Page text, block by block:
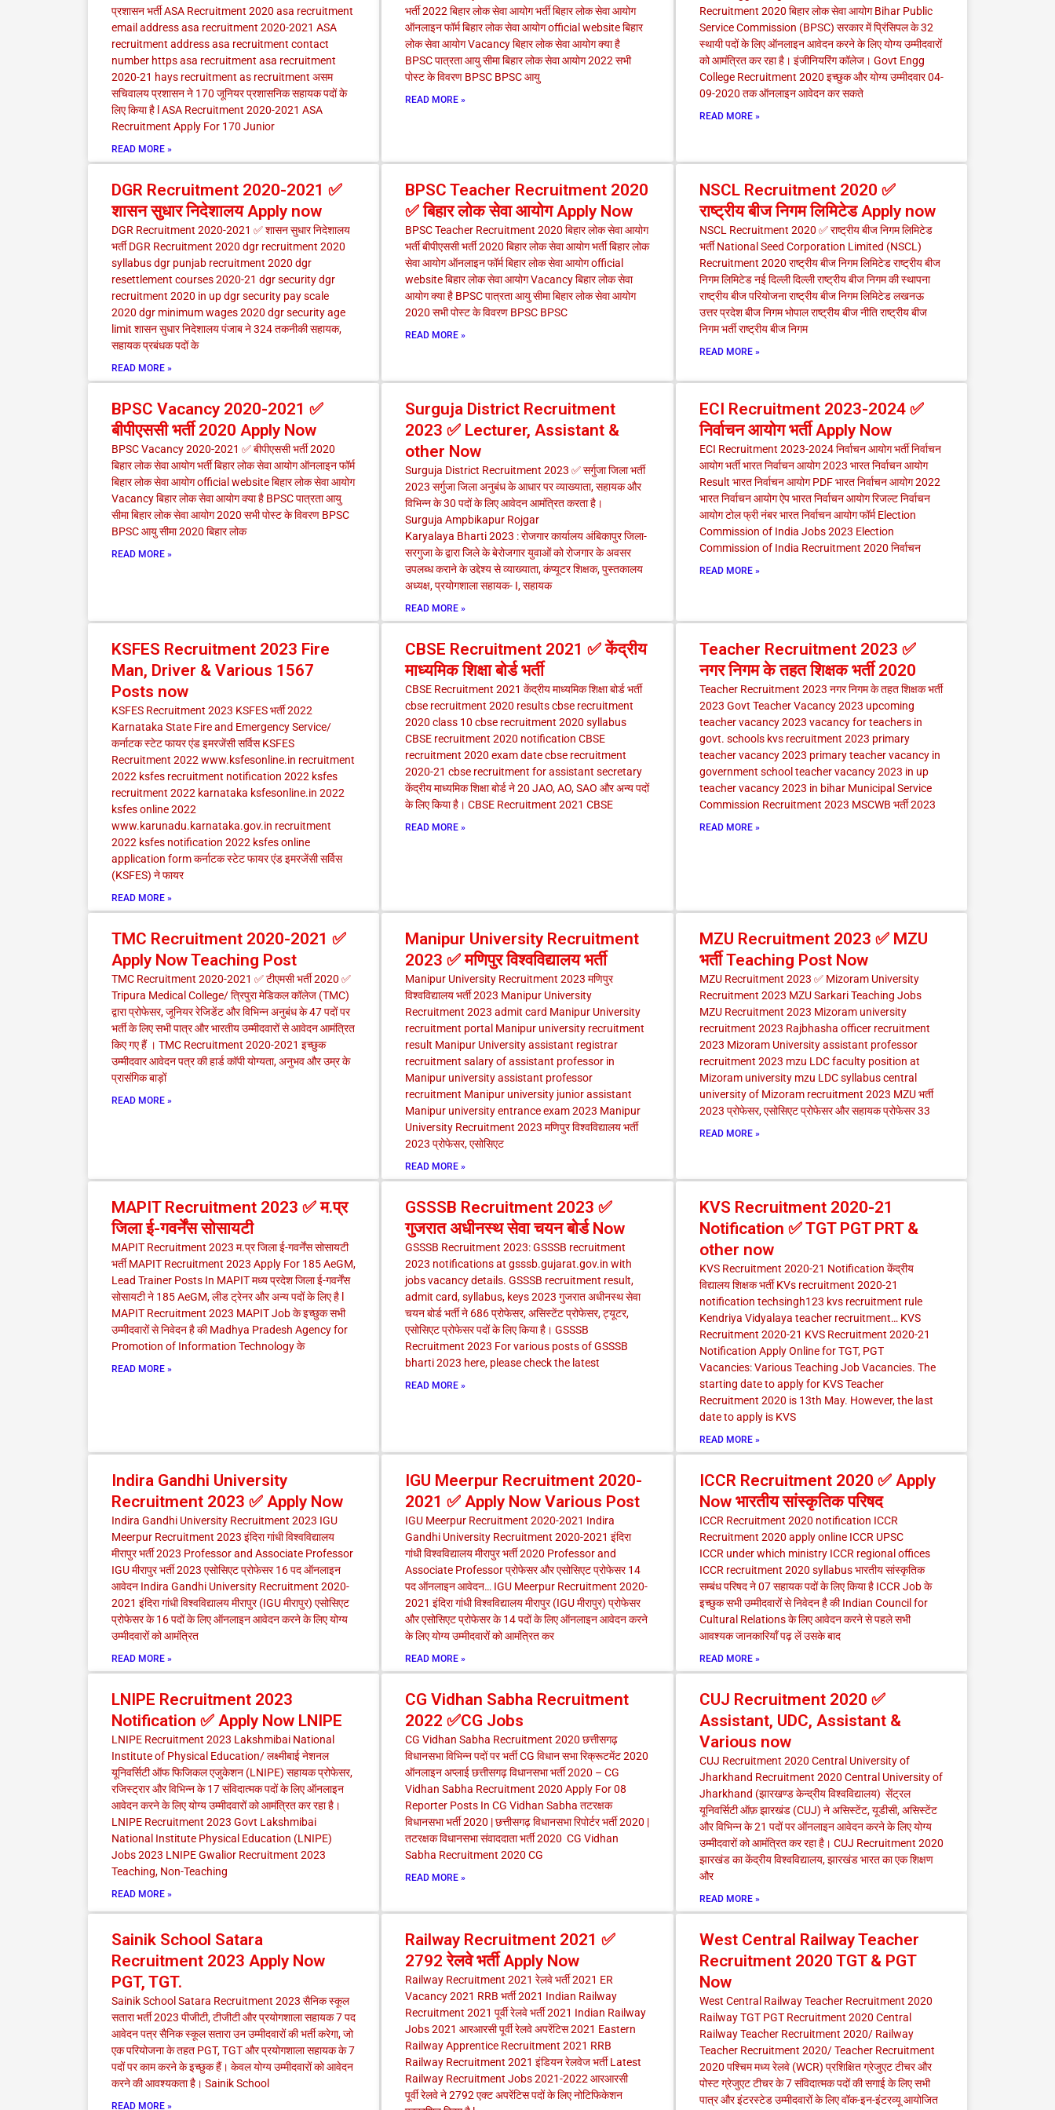
प्रशासन भर्ती ASA Recruitment 2020 asa recruitment
email address asa recruitment 2020-2021 ASA
recruitment address asa recruitment contact
number https asa recruitment asa recruitment
2020-21 hays recruitment as recruitment असम
सचिवालय प्रशासन ने 170 जूनियर प्रशासनिक सहायक पदों के
लिए किया है l ASA Recruitment 2020-2021 ASA
Recruitment Apply For 170 Junior
READ MORE »
भर्ती 2022 बिहार लोक सेवा आयोग भर्ती बिहार लोक सेवा आयोग
ऑनलाइन फॉर्म बिहार लोक सेवा आयोग official website बिहार
लोक सेवा आयोग Vacancy बिहार लोक सेवा आयोग क्या है
BPSC पात्रता आयु सीमा बिहार लोक सेवा आयोग 2022 सभी
पोस्ट के विवरण BPSC BPSC आयु
READ MORE »
Recruitment 2020 बिहार लोक सेवा आयोग Bihar Public
Service Commission (BPSC) सरकार में प्रिंसिपल के 32
स्थायी पदों के लिए ऑनलाइन आवेदन करने के लिए योग्य उम्मीदवारों
को आमंत्रित कर रहा है। इंजीनियरिंग कॉलेज। Govt Engg
College Recruitment 2020 इच्छुक और योग्य उम्मीदवार 04-
09-2020 तक ऑनलाइन आवेदन कर सकते
READ MORE »
DGR Recruitment 2020-2021 ✅
शासन सुधार निदेशालय Apply now
DGR Recruitment 2020-2021 ✅ शासन सुधार निदेशालय
भर्ती DGR Recruitment 2020 dgr recruitment 2020
syllabus dgr punjab recruitment 2020 dgr
resettlement courses 2020-21 dgr security dgr
recruitment 2020 in up dgr security pay scale
2020 dgr minimum wages 2020 dgr security age
limit शासन सुधार निदेशालय पंजाब ने 324 तकनीकी सहायक,
सहायक प्रबंधक पदों के
READ MORE »
BPSC Teacher Recruitment 2020
✅ बिहार लोक सेवा आयोग Apply Now
BPSC Teacher Recruitment 2020 बिहार लोक सेवा आयोग
भर्ती बीपीएससी भर्ती 2020 बिहार लोक सेवा आयोग भर्ती बिहार लोक
सेवा आयोग ऑनलाइन फॉर्म बिहार लोक सेवा आयोग official
website बिहार लोक सेवा आयोग Vacancy बिहार लोक सेवा
आयोग क्या है BPSC पात्रता आयु सीमा बिहार लोक सेवा आयोग
2020 सभी पोस्ट के विवरण BPSC BPSC
READ MORE »
NSCL Recruitment 2020 ✅
राष्ट्रीय बीज निगम लिमिटेड Apply now
NSCL Recruitment 2020 ✅ राष्ट्रीय बीज निगम लिमिटेड
भर्ती National Seed Corporation Limited (NSCL)
Recruitment 2020 राष्ट्रीय बीज निगम लिमिटेड राष्ट्रीय बीज
निगम लिमिटेड नई दिल्ली दिल्ली राष्ट्रीय बीज निगम की स्थापना
राष्ट्रीय बीज परियोजना राष्ट्रीय बीज निगम लिमिटेड लखनऊ
उत्तर प्रदेश बीज निगम भोपाल राष्ट्रीय बीज नीति राष्ट्रीय बीज
निगम भर्ती राष्ट्रीय बीज निगम
READ MORE »
BPSC Vacancy 2020-2021 ✅
बीपीएससी भर्ती 2020 Apply Now
BPSC Vacancy 2020-2021 ✅ बीपीएससी भर्ती 2020
बिहार लोक सेवा आयोग भर्ती बिहार लोक सेवा आयोग ऑनलाइन फॉर्म
बिहार लोक सेवा आयोग official website बिहार लोक सेवा आयोग
Vacancy बिहार लोक सेवा आयोग क्या है BPSC पात्रता आयु
सीमा बिहार लोक सेवा आयोग 2020 सभी पोस्ट के विवरण BPSC
BPSC आयु सीमा 2020 बिहार लोक
READ MORE »
Surguja District Recruitment
2023 ✅ Lecturer, Assistant &
other Now
Surguja District Recruitment 2023 ✅ सर्गुजा जिला भर्ती
2023 सर्गुजा जिला अनुबंध के आधार पर व्याख्याता, सहायक और
विभिन्न के 30 पदों के लिए आवेदन आमंत्रित करता है।
Surguja Ampbikapur Rojgar
Karyalaya Bharti 2023 : रोजगार कार्यालय अंबिकापुर जिला-
सरगुजा के द्वारा जिले के बेरोजगार युवाओं को रोजगार के अवसर
उपलब्‍ध कराने के उद्देश्‍य से व्याख्याता, कंप्यूटर शिक्षक, पुस्तकालय
अध्यक्ष, प्रयोगशाला सहायक- I, सहायक
READ MORE »
ECI Recruitment 2023-2024 ✅
निर्वाचन आयोग भर्ती Apply Now
ECI Recruitment 2023-2024 निर्वाचन आयोग भर्ती निर्वाचन
आयोग भर्ती भारत निर्वाचन आयोग 2023 भारत निर्वाचन आयोग
Result भारत निर्वाचन आयोग PDF भारत निर्वाचन आयोग 2022
भारत निर्वाचन आयोग ऐप भारत निर्वाचन आयोग रिजल्ट निर्वाचन
आयोग टोल फ्री नंबर भारत निर्वाचन आयोग फॉर्म Election
Commission of India Jobs 2023 Election
Commission of India Recruitment 2020 निर्वाचन
READ MORE »
KSFES Recruitment 2023 Fire
Man, Driver & Various 1567
Posts now
KSFES Recruitment 2023 KSFES भर्ती 2022
Karnataka State Fire and Emergency Service/
कर्नाटक स्टेट फायर एंड इमरजेंसी सर्विस KSFES
Recruitment 2022 www.ksfesonline.in recruitment
2022 ksfes recruitment notification 2022 ksfes
recruitment 2022 karnataka ksfesonline.in 2022
ksfes online 2022
www.karunadu.karnataka.gov.in recruitment
2022 ksfes notification 2022 ksfes online
application form कर्नाटक स्टेट फायर एंड इमरजेंसी सर्विस
(KSFES) ने फायर
READ MORE »
CBSE Recruitment 2021 ✅ केंद्रीय
माध्यमिक शिक्षा बोर्ड भर्ती
CBSE Recruitment 2021 केंद्रीय माध्यमिक शिक्षा बोर्ड भर्ती
cbse recruitment 2020 results cbse recruitment
2020 class 10 cbse recruitment 2020 syllabus
CBSE recruitment 2020 notification CBSE
recruitment 2020 exam date cbse recruitment
2020-21 cbse recruitment for assistant secretary
केंद्रीय माध्यमिक शिक्षा बोर्ड ने 20 JAO, AO, SAO और अन्य पदों
के लिए किया है। CBSE Recruitment 2021 CBSE
READ MORE »
Teacher Recruitment 2023 ✅
नगर निगम के तहत शिक्षक भर्ती 2020
Teacher Recruitment 2023 नगर निगम के तहत शिक्षक भर्ती
2023 Govt Teacher Vacancy 2023 upcoming
teacher vacancy 2023 vacancy for teachers in
govt. schools kvs recruitment 2023 primary
teacher vacancy 2023 primary teacher vacancy in
government school teacher vacancy 2023 in up
teacher vacancy 2023 in bihar Municipal Service
Commission Recruitment 2023 MSCWB भर्ती 2023
READ MORE »
TMC Recruitment 2020-2021 ✅
Apply Now Teaching Post
TMC Recruitment 2020-2021 ✅ टीएमसी भर्ती 2020 ✅
Tripura Medical College/ त्रिपुरा मेडिकल कॉलेज (TMC)
द्वारा प्रोफेसर, जूनियर रेजिडेंट और विभिन्न अनुबंध के 47 पदों पर
भर्ती के लिए सभी पात्र और भारतीय उम्मीदवारों से आवेदन आमंत्रित
किए गए हैं । TMC Recruitment 2020-2021 इच्छुक
उम्मीदवार आवेदन पत्र की हार्ड कॉपी योग्यता, अनुभव और उम्र के
प्रासंगिक बाड़ों
READ MORE »
Manipur University Recruitment
2023 ✅ मणिपुर विश्वविद्यालय भर्ती
Manipur University Recruitment 2023 मणिपुर
विश्वविद्यालय भर्ती 2023 Manipur University
Recruitment 2023 admit card Manipur University
recruitment portal Manipur university recruitment
result Manipur University assistant registrar
recruitment salary of assistant professor in
Manipur university assistant professor
recruitment Manipur university junior assistant
Manipur university entrance exam 2023 Manipur
University Recruitment 2023 मणिपुर विश्वविद्यालय भर्ती
2023 प्रोफेसर, एसोसिएट
READ MORE »
MZU Recruitment 2023 ✅ MZU
भर्ती Teaching Post Now
MZU Recruitment 2023 ✅ Mizoram University
Recruitment 2023 MZU Sarkari Teaching Jobs
MZU Recruitment 2023 Mizoram university
recruitment 2023 Rajbhasha officer recruitment
2023 Mizoram University assistant professor
recruitment 2023 mzu LDC faculty position at
Mizoram university mzu LDC syllabus central
university of Mizoram recruitment 2023 MZU भर्ती
2023 प्रोफेसर, एसोसिएट प्रोफेसर और सहायक प्रोफेसर 33
READ MORE »
MAPIT Recruitment 2023 ✅ म.प्र
जिला ई-गवर्नेंस सोसायटी
MAPIT Recruitment 2023 म.प्र जिला ई-गवर्नेंस सोसायटी
भर्ती MAPIT Recruitment 2023 Apply For 185 AeGM,
Lead Trainer Posts In MAPIT मध्य प्रदेश जिला ई-गवर्नेंस
सोसायटी ने 185 AeGM, लीड ट्रेनर और अन्य पदों के लिए है l
MAPIT Recruitment 2023 MAPIT Job के इच्छुक सभी
उम्मीदवारों से निवेदन है की Madhya Pradesh Agency for
Promotion of Information Technology के
READ MORE »
GSSSB Recruitment 2023 ✅
गुजरात अधीनस्थ सेवा चयन बोर्ड Now
GSSSB Recruitment 2023: GSSSB recruitment
2023 notifications at gsssb.gujarat.gov.in with
jobs vacancy details. GSSSB recruitment result,
admit card, syllabus, keys 2023 गुजरात अधीनस्थ सेवा
चयन बोर्ड भर्ती ने 686 प्रोफेसर, असिस्टेंट प्रोफेसर, ट्यूटर,
एसोसिएट प्रोफेसर पदों के लिए किया है। GSSSB
Recruitment 2023 For various posts of GSSSB
bharti 2023 here, please check the latest
READ MORE »
KVS Recruitment 2020-21
Notification ✅ TGT PGT PRT &
other now
KVS Recruitment 2020-21 Notification केंद्रीय
विद्यालय शिक्षक भर्ती KVs recruitment 2020-21
notification techsingh123 kvs recruitment rule
Kendriya Vidyalaya teacher recruitment… KVS
Recruitment 2020-21 KVS Recruitment 2020-21
Notification Apply Online for TGT, PGT
Vacancies: Various Teaching Job Vacancies. The
starting date to apply for KVS Teacher
Recruitment 2020 is 13th May. However, the last
date to apply is KVS
READ MORE »
Indira Gandhi University
Recruitment 2023 ✅ Apply Now
Indira Gandhi University Recruitment 2023 IGU
Meerpur Recruitment 2023 इंदिरा गांधी विश्वविद्यालय
मीरापुर भर्ती 2023 Professor and Associate Professor
IGU मीरापुर भर्ती 2023 एसोसिएट प्रोफेसर 16 पद ऑनलाइन
आवेदन Indira Gandhi University Recruitment 2020-
2021 इंदिरा गांधी विश्वविद्यालय मीरापुर (IGU मीरापुर) एसोसिएट
प्रोफेसर के 16 पदों के लिए ऑनलाइन आवेदन करने के लिए योग्य
उम्मीदवारों को आमंत्रित
READ MORE »
IGU Meerpur Recruitment 2020-
2021 ✅ Apply Now Various Post
IGU Meerpur Recruitment 2020-2021 Indira
Gandhi University Recruitment 2020-2021 इंदिरा
गांधी विश्वविद्यालय मीरापुर भर्ती 2020 Professor and
Associate Professor प्रोफेसर और एसोसिएट प्रोफेसर 14
पद ऑनलाइन आवेदन… IGU Meerpur Recruitment 2020-
2021 इंदिरा गांधी विश्वविद्यालय मीरापुर (IGU मीरापुर) प्रोफेसर
और एसोसिएट प्रोफेसर के 14 पदों के लिए ऑनलाइन आवेदन करने
के लिए योग्य उम्मीदवारों को आमंत्रित कर
READ MORE »
ICCR Recruitment 2020 ✅ Apply
Now भारतीय सांस्कृतिक परिषद
ICCR Recruitment 2020 notification ICCR
Recruitment 2020 apply online ICCR UPSC
ICCR under which ministry ICCR regional offices
ICCR recruitment 2020 syllabus भारतीय सांस्कृतिक
सम्बंध परिषद ने 07 सहायक पदों के लिए किया है ICCR Job के
इच्छुक सभी उम्मीदवारों से निवेदन है की Indian Council for
Cultural Relations के लिए आवेदन करने से पहले सभी
आवश्यक जानकारियाँ पढ़ लें उसके बाद
READ MORE »
LNIPE Recruitment 2023
Notification ✅ Apply Now LNIPE
LNIPE Recruitment 2023 Lakshmibai National
Institute of Physical Education/ लक्ष्मीबाई नेशनल
यूनिवर्सिटी ऑफ फिजिकल एजुकेशन (LNIPE) सहायक प्रोफेसर,
रजिस्ट्रार और विभिन्न के 17 संविदात्मक पदों के लिए ऑनलाइन
आवेदन करने के लिए योग्य उम्मीदवारों को आमंत्रित कर रहा है।
LNIPE Recruitment 2023 Govt Lakshmibai
National Institute Physical Education (LNIPE)
Jobs 2023 LNIPE Gwalior Recruitment 2023
Teaching, Non-Teaching
READ MORE »
CG Vidhan Sabha Recruitment
2022 ✅CG Jobs
CG Vidhan Sabha Recruitment 2020 छत्तीसगढ़
विधानसभा विभिन्न पदों पर भर्ती CG विधान सभा रिक्रूटमेंट 2020
ऑनलाइन अप्लाई छत्तीसगढ़ विधानसभा भर्ती 2020 – CG
Vidhan Sabha Recruitment 2020 Apply For 08
Reporter Posts In CG Vidhan Sabha तटरक्षक
विधानसभा भर्ती 2020 | छत्तीसगढ़ विधानसभा रिपोर्टर भर्ती 2020 |
तटरक्षक विधानसभा संवाददाता भर्ती 2020 CG Vidhan
Sabha Recruitment 2020 CG
READ MORE »
CUJ Recruitment 2020 ✅
Assistant, UDC, Assistant &
Various now
CUJ Recruitment 2020 Central University of
Jharkhand Recruitment 2020 Central University of
Jharkhand (झारखण्ड केन्द्रीय विश्वविद्यालय) सेंट्रल
यूनिवर्सिटी ऑफ़ झारखंड (CUJ) ने असिस्टेंट, यूडीसी, असिस्टेंट
और विभिन्न के 21 पदों पर ऑनलाइन आवेदन करने के लिए योग्य
उम्मीदवारों को आमंत्रित कर रहा है। CUJ Recruitment 2020
झारखंड का केंद्रीय विश्वविद्यालय, झारखंड भारत का एक शिक्षण
और
READ MORE »
Sainik School Satara
Recruitment 2023 Apply Now
PGT, TGT.
Sainik School Satara Recruitment 2023 सैनिक स्कूल
सतारा भर्ती 2023 पीजीटी, टीजीटी और प्रयोगशाला सहायक 7 पद
आवेदन पत्र सैनिक स्कूल सतारा उन उम्मीदवारों की भर्ती करेगा, जो
एक परियोजना के तहत PGT, TGT और प्रयोगशाला सहायक के 7
पदों पर काम करने के इच्छुक हैं। केवल योग्य उम्मीदवारों को आवेदन
करने की आवश्यकता है। Sainik School
READ MORE »
Railway Recruitment 2021 ✅
2792 रेलवे भर्ती Apply Now
Railway Recruitment 2021 रेलवे भर्ती 2021 ER
Vacancy 2021 RRB भर्ती 2021 Indian Railway
Recruitment 2021 पूर्वी रेलवे भर्ती 2021 Indian Railway
Jobs 2021 आरआरसी पूर्वी रेलवे अपरेंटिस 2021 Eastern
Railway Apprentice Recruitment 2021 RRB
Railway Recruitment 2021 इंडियन रेलवेज भर्ती Latest
Railway Recruitment Jobs 2021-2022 आरआरसी
पूर्वी रेलवे ने 2792 एक्ट अपरेंटिस पदों के लिए नोटिफिकेशन
West Central Railway Teacher
Recruitment 2020 TGT & PGT
Now
West Central Railway Teacher Recruitment 2020
Railway TGT PGT Recruitment 2020 Central
Railway Teacher Recruitment 2020/ Railway
Teacher Recruitment 2020/ Teacher Recruitment
2020 पश्चिम मध्य रेलवे (WCR) प्रशिक्षित ग्रेजुएट टीचर और
पोस्ट ग्रेजुएट टीचर के 7 संविदात्मक पदों की सगाई के लिए सभी
पात्र और इंटरस्टेड उम्मीदवारों के लिए वॉक-इन-इंटरव्यू आयोजित
e
e
e
e
e
e